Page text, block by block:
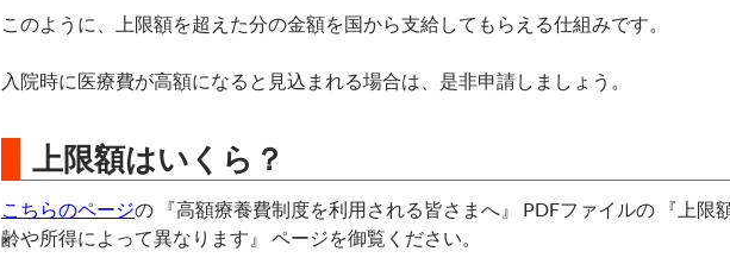
このように、上限額を超えた分の金額を国から支給してもらえる仕組みです。
入院時に医療費が高額になると見込まれる場合は、是非申請しましょう。
上限額はいくら？
こちらのページの 『高額療養費制度を利用される皆さまへ』 PDFファイルの 『上限
齢や所得によって異なります』 ページを御覧ください。